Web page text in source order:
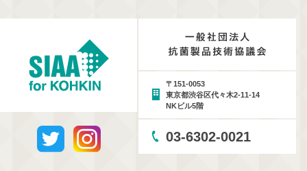
〒151-0053
東京都渋谷区代々木2-11-14
NKビル5階
03-6302-0021